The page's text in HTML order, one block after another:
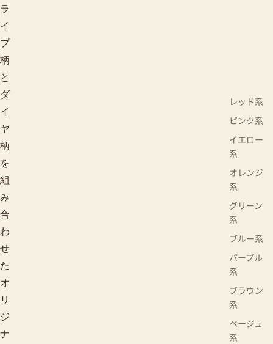
レッド系
ピンク系
イエロー
系
オレンジ
系
グリーン
系
ブルー系
パープル
系
ブラウン
系
ベージュ
系
ラ
イ
プ
柄
と
ダ
イ
ヤ
柄
を
組
み
合
わ
せ
た
オ
リ
ジ
ナ